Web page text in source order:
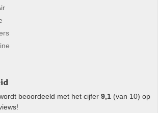
beoordeeld met het cijfer 9,1 (van 10) op